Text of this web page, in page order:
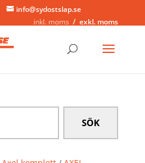
info@sydostslap.se
inkl. moms
exkl. moms